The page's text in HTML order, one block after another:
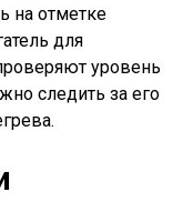
на отметке
для
уровень
следить за его